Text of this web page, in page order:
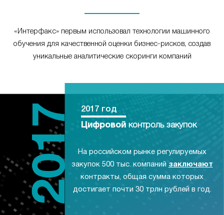
«Интерфакс» первым использовал технологии машинного
обучения для качественной оценки бизнес-рисков, создав
уникальные аналитические скоринги компаний
2017 год
Цифровой контроль закупок
На российском рынке регулируемых
закупок 500 тыс. компаний заключают
контракты, общая сумма которых
достигает почти 30 трлн рублей в год.